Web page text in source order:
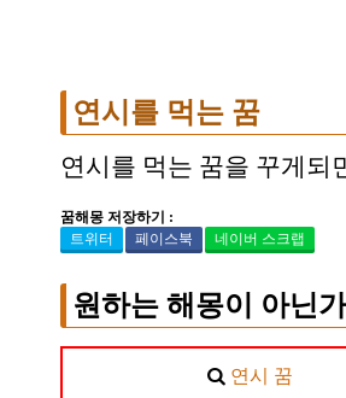
연시를 먹는 꿈
연시를 먹는 꿈을 꾸게되
꿈해몽 저장하기 :
트위터
페이스북 네이버 스크랩
원하는 해몽이 아닌
연시 꿈